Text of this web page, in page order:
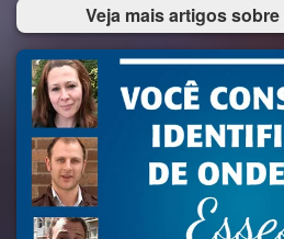
Veja mais artigos sobre